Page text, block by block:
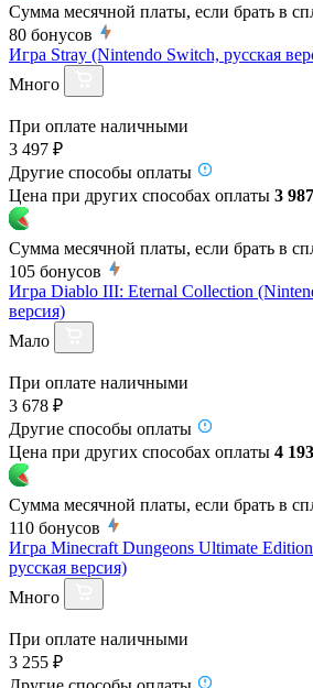
Сумма месячной платы, если брать в
80 бонусов
Игра Stray (Nintendo Switch, русская
Много
При оплате наличными
3 497 ₽
Другие способы оплаты
Цена при других способах оплаты 3
Сумма месячной платы, если брать в
105 бонусов
Игра Diablo III: Eternal Collection
версия)
Мало
При оплате наличными
3 678 ₽
Другие способы оплаты
Цена при других способах оплаты 4
Сумма месячной платы, если брать в
110 бонусов
Игра Minecraft Dungeons Ultimate
русская версия)
Много
При оплате наличными
3 255 ₽